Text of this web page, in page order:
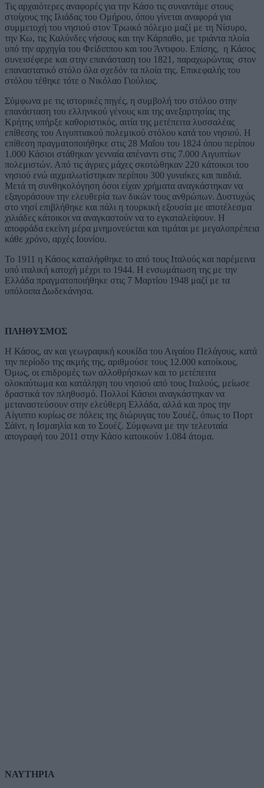
Τις αρχαιότερες αναφορές για την Κάσο τις συναντάμε στους
στοίχους της Ιλιάδας του Ομήρου, όπου γίνεται αναφορά για
συμμετοχή του νησιού στον Τρωικό πόλεμο μαζί με τη Νίσυρο,
την Κω, τις Καλύνδες νήσους και την Κάρπαθο, με τριάντα πλοία
υπό την αρχηγία του Φείδιππου και του Άντιφου. Επίσης, η Κάσος
συνεισέφερε και στην επανάσταση του 1821, παραχωρώντας στον
επαναστατικό στόλο όλα σχεδόν τα πλοία της. Επικεφαλής του
στόλου τέθηκε τότε ο Νικόλαο Γιούλιος.
Σύμφωνα με τις ιστορικές πηγές, η συμβολή του στόλου στην
επανάσταση του ελληνικού γένους και της ανεξαρτησίας της
Κρήτης υπήρξε καθοριστικός, αιτία της μετέπειτα λυσσαλέας
επίθεσης του Αιγυπτιακού πολεμικού στόλου κατά του νησιού. Η
επίθεση πραγματοποιήθηκε στις 28 Μαΐου του 1824 όπου περίπου
1.000 Κάσιοι στάθηκαν γενναία απέναντι στις 7.000 Αιγυπτίων
πολεμιστών. Από τις άγριες μάχες σκοτώθηκαν 220 κάτοικοι του
νησιού ενώ αιχμαλωτίστηκαν περίπου 300 γυναίκες και παιδιά.
Μετά τη συνθηκολόγηση όσοι είχαν χρήματα αναγκάστηκαν να
εξαγοράσουν την ελευθερία των δικών τους ανθρώπων. Δυστυχώς
στο νησί επιβλήθηκε και πάλι η τουρκική εξουσία με αποτέλεσμα
χιλιάδες κάτοικοι να αναγκαστούν να το εγκαταλείψουν. Η
αποφράδα εκείνη μέρα μνημονεύεται και τιμάται με μεγαλοπρέπεια
κάθε χρόνο, αρχές Ιουνίου.
Το 1911 η Κάσος καταλήφθηκε το από τους Ιταλούς και παρέμεινα
υπό ιταλική κατοχή μέχρι το 1944. Η ενσωμάτωση της με την
Ελλάδα πραγματοποιήθηκε στις 7 Μαρτίου 1948 μαζί με τα
υπόλοιπα Δωδεκάνησα.
ΠΛΗΘΥΣΜΟΣ
Η Κάσος, αν και γεωγραφική κουκίδα του Αιγαίου Πελάγους, κατά
την περίοδο της ακμής της, αριθμούσε τους 12.000 κατοίκους.
Όμως, οι επιδρομές των αλλοθρήσκων και το μετέπειτα
ολοκαύτωμα και κατάληψη του νησιού από τους Ιταλούς, μείωσε
δραστικά τον πληθυσμό. Πολλοί Κάσιοι αναγκάστηκαν να
μεταναστεύσουν στην ελεύθερη Ελλάδα, αλλά και προς την
Αίγυπτο κυρίως σε πόλεις της διώρυγας του Σουέζ, όπως το Πορτ
Σάϊντ, η Ισμαηλία και το Σουέζ. Σύμφωνα με την τελευταία
απογραφή του 2011 στην Κάσο κατοικούν 1.084 άτομα.
ΝΑΥΤΗΡΙΑ